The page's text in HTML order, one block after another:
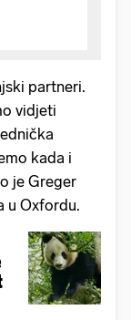
partneri.
vidjeti
kada i
je Greger
u Oxfordu.